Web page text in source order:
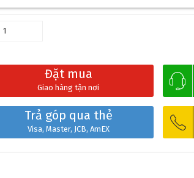
Đặt mua
Giao hàng tận nơi
Trả góp qua thẻ
Visa, Master, JCB, AmEX